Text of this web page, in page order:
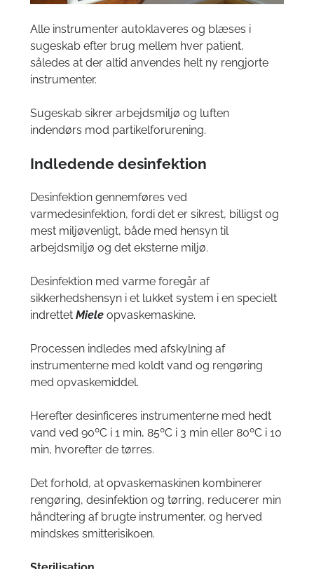
Alle instrumenter autoklaveres og blæses i
sugeskab efter brug mellem hver patient,
således at der altid anvendes helt ny rengjorte
instrumenter.
Sugeskab sikrer arbejdsmiljø og luften
indendørs mod partikelforurening.
Indledende desinfektion
Desinfektion gennemføres ved
varmedesinfektion, fordi det er sikrest, billigst og
mest miljøvenligt, både med hensyn til
arbejdsmiljø og det eksterne miljø.
Desinfektion med varme foregår af
sikkerhedshensyn i et lukket system i en specielt
indrettetMiele opvaskemaskine.
Processen indledes med afskylning af
instrumenterne med koldt vand og rengøring
med opvaskemiddel.
Herefter desinficeres instrumenterne med hedt
vand ved 90ºC i 1 min, 85ºC i 3 min eller 80ºC i 10
min, hvorefter de tørres.
Det forhold, at opvaskemaskinen kombinerer
rengøring, desinfektion og tørring, reducerer min
håndtering af brugte instrumenter, og herved
mindskes smitterisikoen.